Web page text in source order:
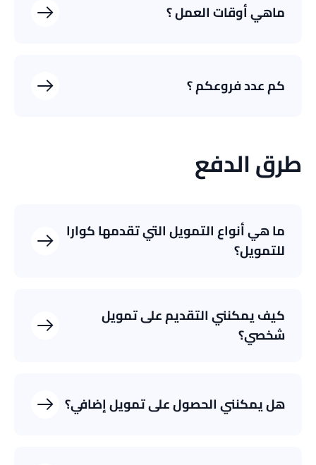
ماهي أوقات العمل ؟
كم عدد فروعكم ؟
طرق الدفع
ما هي أنواع التمويل التي تقدمها كوارا
للتمويل؟
تمويل المشتريات الإلكترونية
كيف يمكنني التقديم على تمويل
شخصي؟
هل يمكنني الحصول على تمويل إضافي؟